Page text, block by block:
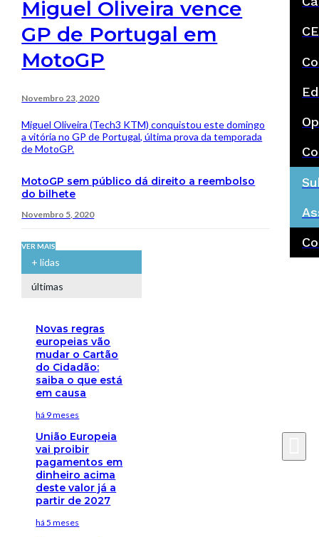
Miguel Oliveira vence
GP de Portugal em
MotoGP
Novembro 23, 2020
Miguel Oliveira (Tech3 KTM) conquistou este domingo
a vitória no GP de Portugal, última prova da temporada
de MotoGP.
MotoGP sem público dá direito a reembolso
do bilhete
Novembro 5, 2020
VER MAIS
+ lidas
últimas
Novas regras
europeias vão
mudar o Cartão
do Cidadão:
saiba o que está
em causa
há 9 meses
União Europeia
vai proibir
pagamentos em
dinheiro acima
deste valor já a
partir de 2027
há 5 meses